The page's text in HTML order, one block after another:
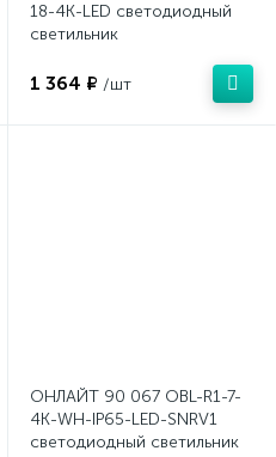
18-4K-LED светодиодный
светильник
1 364 ₽ /шт
ОНЛАЙТ 90 067 OBL-R1-7-
4K-WH-IP65-LED-SNRV1
светодиодный светильник